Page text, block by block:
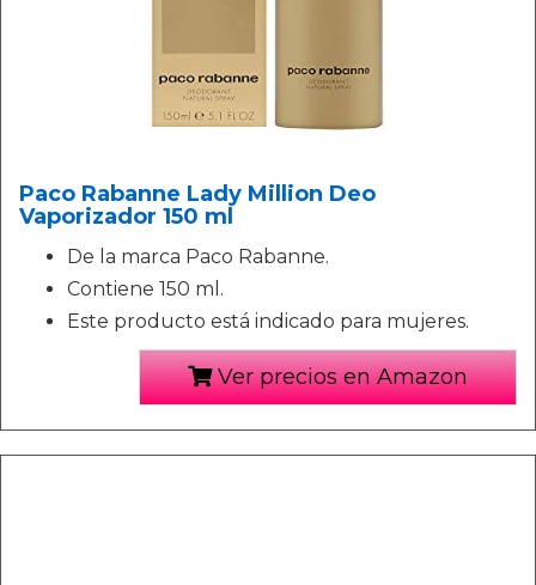
Paco Rabanne Lady Million Deo
Vaporizador 150 ml
De la marca Paco Rabanne.
Contiene 150 ml.
Este producto está indicado para mujeres.
Ver precios en Amazon